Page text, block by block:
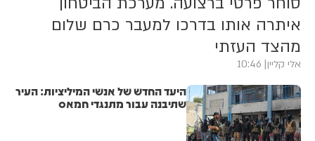
איתרה אותו בדרכו למעבר כרם שלום
מהצד העזתי
אלי קליין 10:46
היעד החדש של אנשי המיליציות: העיר
שתיבנה עבור מתנגדי חמאס